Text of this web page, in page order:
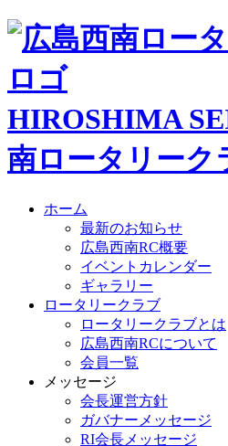
HIROSHIMA
南ロータリーク
ホーム
最新のお知らせ
広島西南RC概要
イベントカレンダー
ギャラリー
ロータリークラブ
ロータリークラブとは
広島西南RCについて
会員一覧
メッセージ
会長運営方針
ガバナーメッセージ
RI会長メッセージ